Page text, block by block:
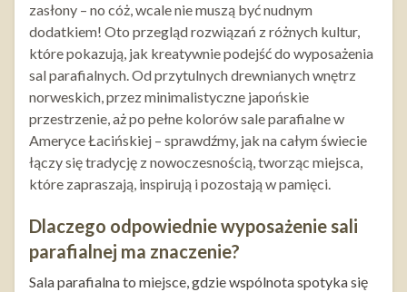
zasłony – no cóż, wcale nie muszą być nudnym
dodatkiem! Oto przegląd rozwiązań z różnych kultur,
które pokazują, jak kreatywnie podejść do wyposażenia
sal parafialnych. Od przytulnych drewnianych wnętrz
norweskich, przez minimalistyczne japońskie
przestrzenie, aż po pełne kolorów sale parafialne w
Ameryce Łacińskiej – sprawdźmy, jak na całym świecie
łączy się tradycję z nowoczesnością, tworząc miejsca,
które zapraszają, inspirują i pozostają w pamięci.
Dlaczego odpowiednie wyposażenie sali
parafialnej ma znaczenie?
Sala parafialna to miejsce, gdzie wspólnota spotyka się